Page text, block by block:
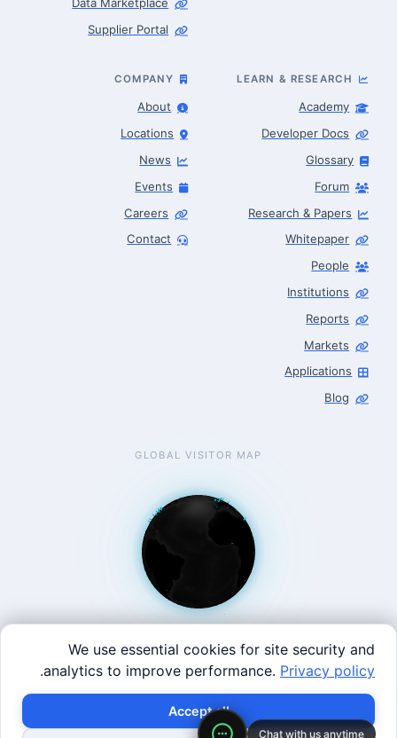
Data Marketplace
Supplier Portal
LEARN & RESEARCH
Academy
Developer Docs
Glossary
Forum
Research & Papers
Whitepaper
People
Institutions
Reports
Markets
Applications
Blog
COMPANY
About
Locations
News
Events
Careers
Contact
GLOBAL VISITOR MAP
West Coast: 90 Welsh St, San Francisco, CA 94107 · East
Coast: 125 Western Ave, Allston, MA 02134 ·
contact@roboticscenter.ai · Refund policy· Privacy
×
Build with SVRC hardware and data.
We use essential cookies for site security and
analytics to improve performance. Privacy policy
.
Accept all
Chat with us anytime
Robotics Advisor